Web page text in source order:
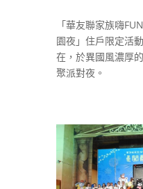
「華友聯家族嗨
園夜」住戶限定活
在，於異國風濃厚
聚派對夜。